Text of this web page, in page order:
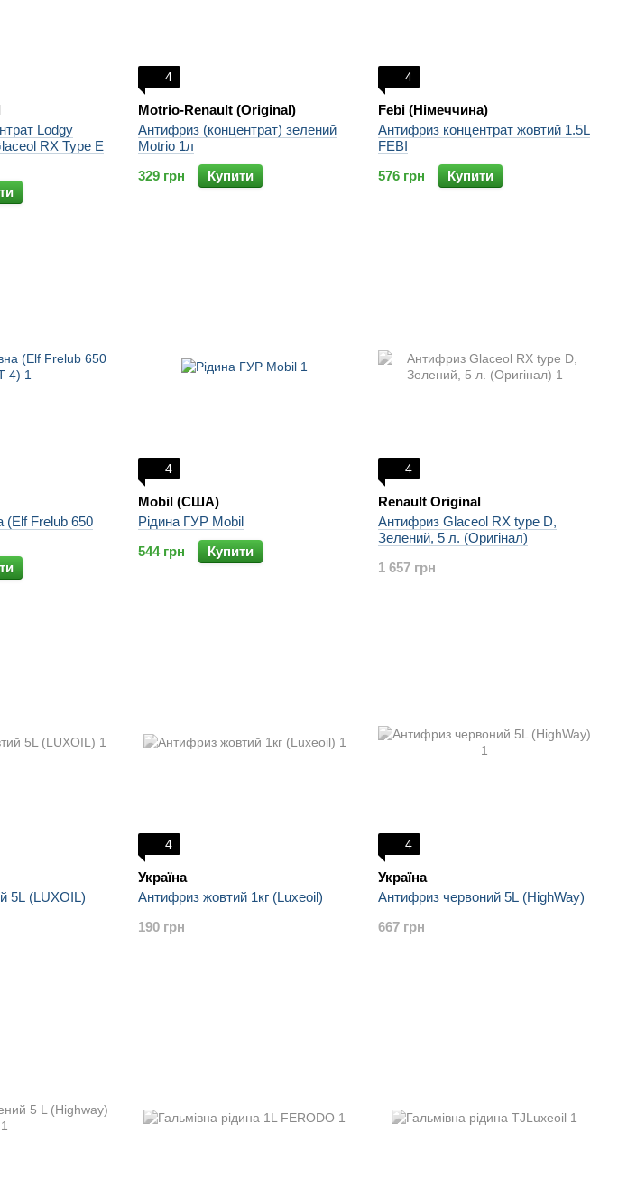
Lodgy
RX Type E
4
Motrio-Renault (Original)
Антифриз (концентрат) зелений
Motrio 1л
329 грн
Купити
4
Febi (Німеччина)
Антифриз концентрат жовтий 1.5L
FEBI
576 грн
Купити
(Elf Frelub 650
4
Mobil (США)
Рідина ГУР Mobil
544 грн
Купити
4
Renault Original
Антифриз Glaceol RX type D,
Зелений, 5 л. (Оригінал)
1 657 грн
5L (LUXOIL)
4
Україна
Антифриз жовтий 1кг (Luxeoil)
190 грн
4
Україна
Антифриз червоний 5L (HighWay)
667 грн